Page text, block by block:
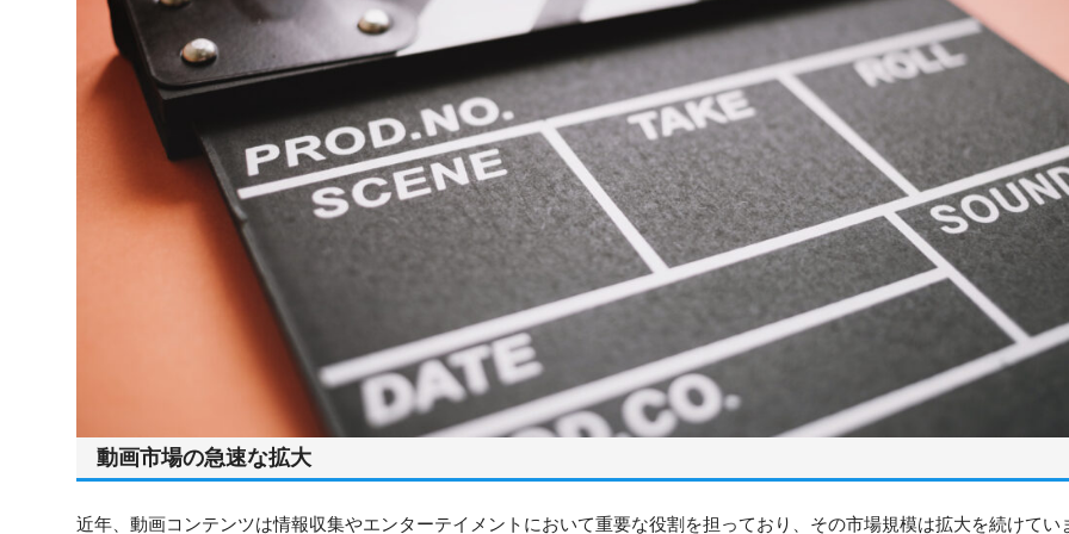
動画市場の急速な拡大
近年、動画コンテンツは情報収集やエンターテイメントにおいて重要な役割を担っており、その市場規模は拡大を続けてい